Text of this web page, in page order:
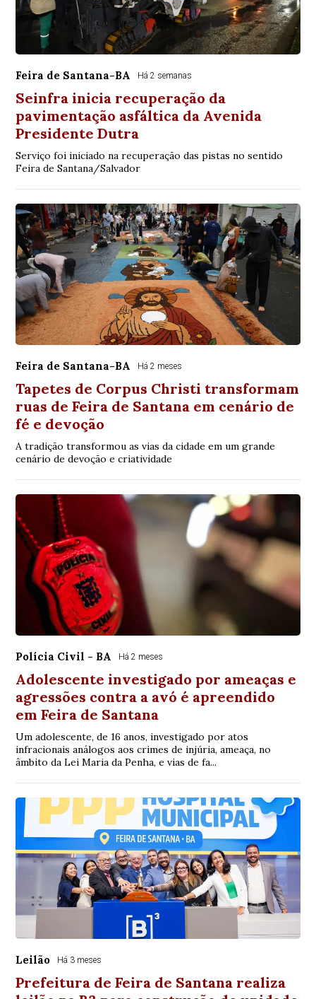
Feira de Santana-BA Há 2 semanas
Seinfra inicia recuperação da
pavimentação asfáltica da Avenida
Presidente Dutra
Serviço foi iniciado na recuperação das pistas no sentido
Feira de Santana/Salvador
Feira de Santana-BA Há 2 meses
Tapetes de Corpus Christi transformam
ruas de Feira de Santana em cenário de
fé e devoção
A tradição transformou as vias da cidade em um grande
cenário de devoção e criatividade
Polícia Civil - BA Há 2 meses
Adolescente investigado por ameaças e
agressões contra a avó é apreendido
em Feira de Santana
Um adolescente, de 16 anos, investigado por atos
infracionais análogos aos crimes de injúria, ameaça, no
âmbito da Lei Maria da Penha, e vias de fa...
Leilão Há 3 meses
Prefeitura de Feira de Santana realiza